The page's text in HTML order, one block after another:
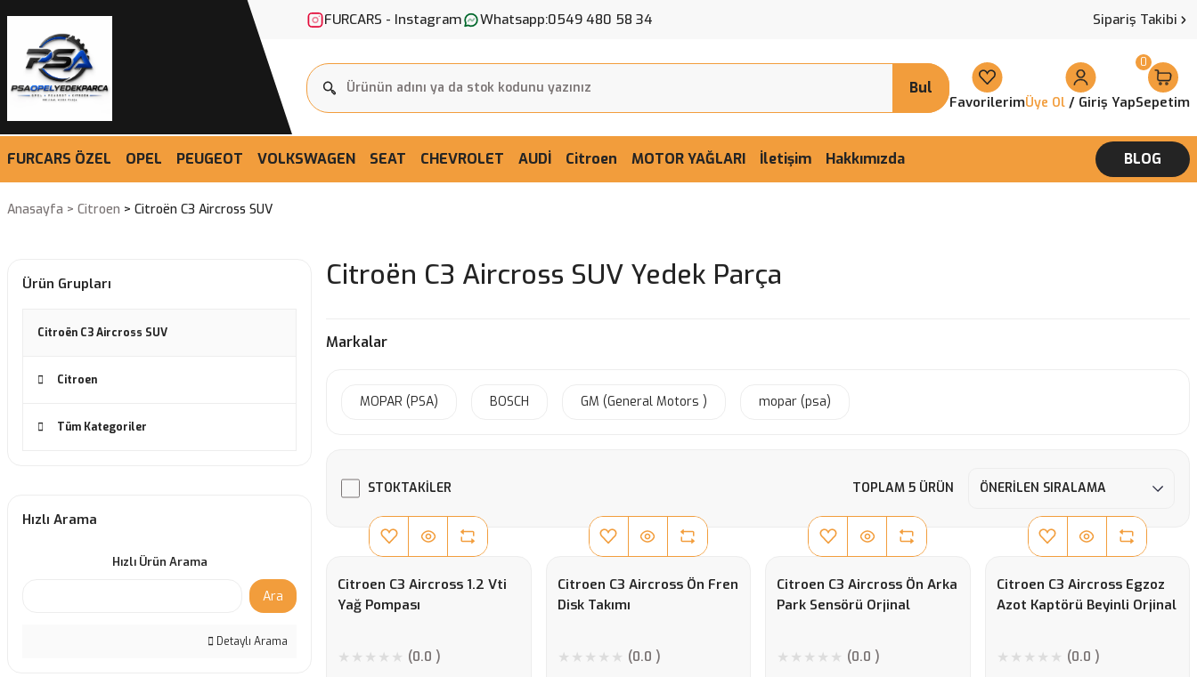
FURCARS - Instagram Whatsapp:0549 480 58 34 Sipariş Takibi
Bul
FavorilerimÜye Ol / Giriş YapSepetim
0
FURCARS ÖZEL OPEL PEUGEOT VOLKSWAGEN SEAT CHEVROLET AUDİ Citroen MOTOR YAĞLARI İletişim Hakkımızda BLOG
Anasayfa Citroen Citroën C3 Aircross SUV
Ürün Grupları
Citroën C3 Aircross SUV
Citroen
Tüm Kategoriler
Hızlı Arama
Hızlı Ürün Arama
Ara
Detaylı Arama
Citroën C3 Aircross SUV Yedek Parça
Markalar
MOPAR (PSA) BOSCH GM (General Motors ) mopar (psa)
STOKTAKILER TOPLAM 5 ÜRÜN
Citroen C3 Aircross 1.2 Vti
Yağ Pompası
(0.0 )
Citroen C3 Aircross Ön Fren
Disk Takımı
(0.0 )
Citroen C3 Aircross Ön Arka
Park Sensörü Orjinal
(0.0 )
Citroen C3 Aircross Egzoz
Azot Kaptörü Beyinli Orjinal
(0.0 )